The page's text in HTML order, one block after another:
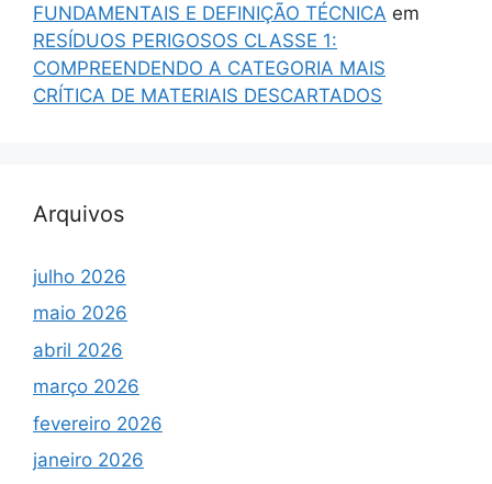
FUNDAMENTAIS E DEFINIÇÃO TÉCNICA em
RESÍDUOS PERIGOSOS CLASSE 1:
COMPREENDENDO A CATEGORIA MAIS
CRÍTICA DE MATERIAIS DESCARTADOS
Arquivos
julho 2026
maio 2026
abril 2026
março 2026
fevereiro 2026
janeiro 2026